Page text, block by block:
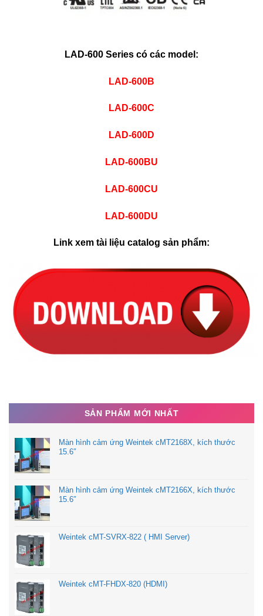
LAD-600 Series có các model:
LAD-600B
LAD-600C
LAD-600D
LAD-600BU
LAD-600CU
LAD-600DU
Link xem tài liệu catalog sản phẩm:
SẢN PHẨM MỚI NHẤT
Màn hình cảm ứng Weintek cMT2168X, kích thước
15.6″
Màn hình cảm ứng Weintek cMT2166X, kích thước
15.6″
Weintek cMT-SVRX-822 ( HMI Server)
Weintek cMT-FHDX-820 (HDMI)